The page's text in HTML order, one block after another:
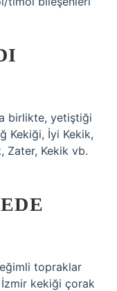
birlikte, yetiştiği
Kekiği, İyi Kekik,
Zater, Kekik vb.
topraklar
kekiği çorak